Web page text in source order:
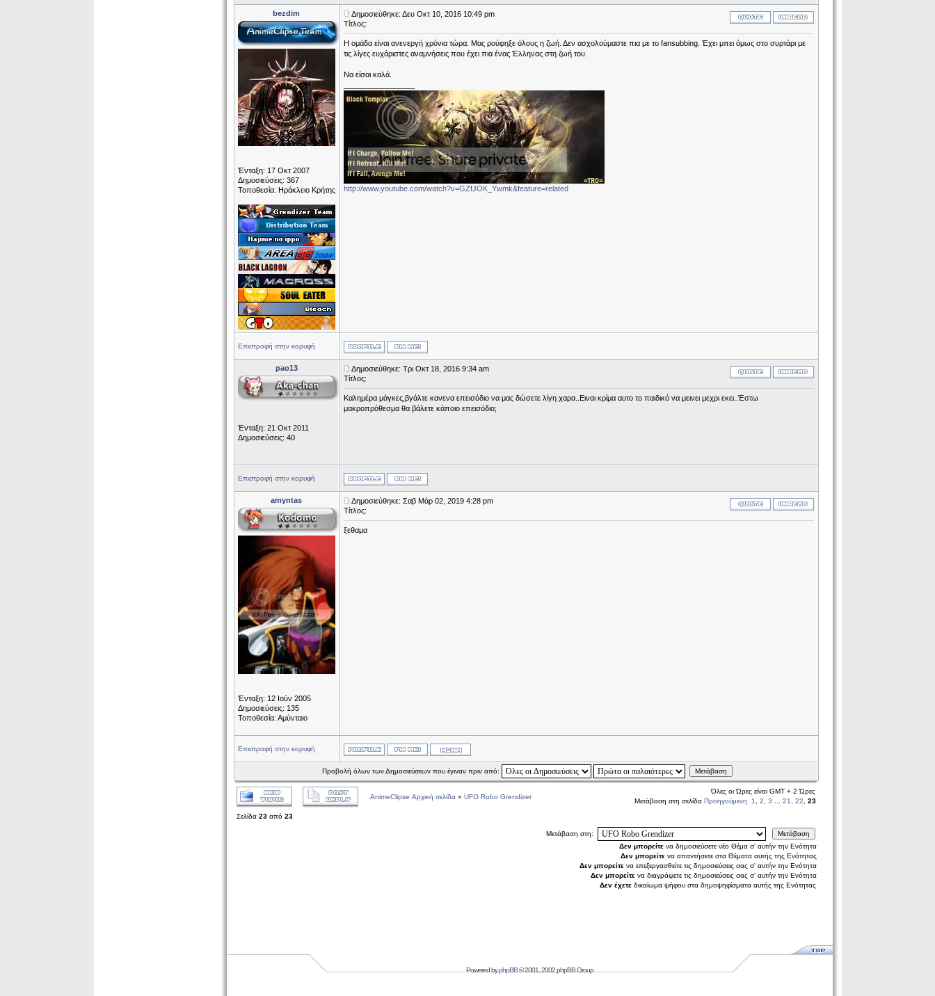
bezdim
Ένταξη: 17 Οκτ 2007
Δημοσιεύσεις: 367
Τοποθεσία: Ηράκλειο Κρήτης
Δημοσιεύθηκε: Δευ Οκτ 10, 2016 10:49 pm
Τίτλος:
Η ομάδα είναι ανενεργή χρόνια τώρα. Μας ρούφηξε όλους η ζωή. Δεν ασχολούμαστε πια με το fansubbing. Έχει μπει όμως στο συρτάρι με
τις λίγες ευχάριστες αναμνήσεις που έχει πια ένας Έλληνας στη ζωή του.
Να είσαι καλά.
http://www.youtube.com/watch?v=GZfJOK_Ywmk&feature=related
Επιστροφή στην κορυφή
pao13
Ένταξη: 21 Οκτ 2011
Δημοσιεύσεις: 40
Δημοσιεύθηκε: Τρι Οκτ 18, 2016 9:34 am
Τίτλος:
Καλημέρα μάγκες,βγάλτε κανενα επεισόδιο να μας δώσετε λίγη χαρα..Ειναι κρίμα αυτο το παιδικό να μεινει μεχρι εκει..Έστω
μακροπρόθεσμα θα βάλετε κάποιο επεισόδιο;
Επιστροφή στην κορυφή
amyntas
Ένταξη: 12 Ιούν 2005
Δημοσιεύσεις: 135
Τοποθεσία: Αμύνταιο
Δημοσιεύθηκε: Σαβ Μάρ 02, 2019 4:28 pm
Τίτλος:
ξεθαμα
Επιστροφή στην κορυφή
Προβολή όλων των Δημοσιεύσεων που έγιναν πριν από: Μετάβαση
AnimeClipse Αρχική σελίδα» UFO Robo Grendizer
Όλες οι Ώρες είναι GMT + 2 Ώρες
Μετάβαση στη σελίδα Προηγούμενη 1 2 3 21 22
23
Σελίδα 23από 23
Μετάβαση στη:
Μετάβαση
Δεν μπορείτενα δημοσιεύσετε νέο Θέμα σ' αυτήν την Ενότητα
Δεν μπορείτενα απαντήσετε στα Θέματα αυτής της Ενότητας
Δεν μπορείτενα επεξεργασθείτε τις δημοσιεύσεις σας σ' αυτήν την Ενότητα
Δεν μπορείτενα διαγράψετε τις δημοσιεύσεις σας σ' αυτήν την Ενότητα
Δεν έχετεδικαίωμα ψήφου στα δημοψηφίσματα αυτής της Ενότητας
Powered byphpBB© 2001, 2002 phpBB Group